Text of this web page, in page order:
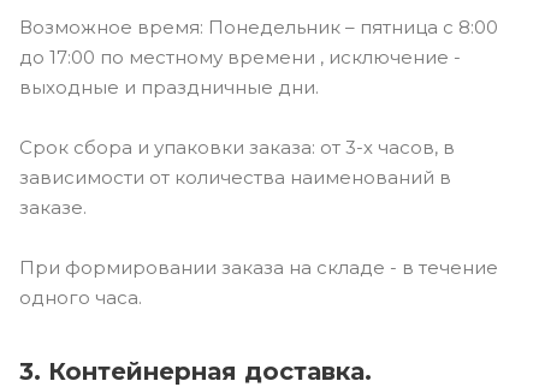
Возможное время: Понедельник – пятница с 8:00
до 17:00 по местному времени , исключение -
выходные и праздничные дни.
Срок сбора и упаковки заказа: от 3-х часов, в
зависимости от количества наименований в
заказе.
При формировании заказа на складе - в течение
одного часа.
3. Контейнерная доставка.